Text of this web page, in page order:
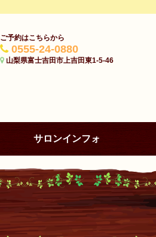
ご予約はこちらから
0555-24-0880
山梨県富士吉田市上吉田東1-5-46
サロンインフォ